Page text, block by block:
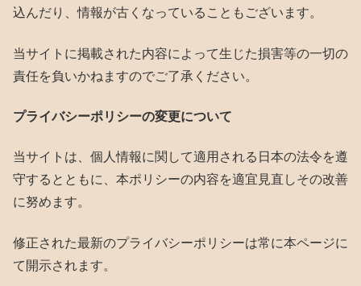
込んだり、情報が古くなっていることもございます。
当サイトに掲載された内容によって生じた損害等の一切の
責任を負いかねますのでご了承ください。
プライバシーポリシーの変更について
当サイトは、個人情報に関して適用される日本の法令を遵
守するとともに、本ポリシーの内容を適宜見直しその改善
に努めます。
修正された最新のプライバシーポリシーは常に本ページに
て開示されます。